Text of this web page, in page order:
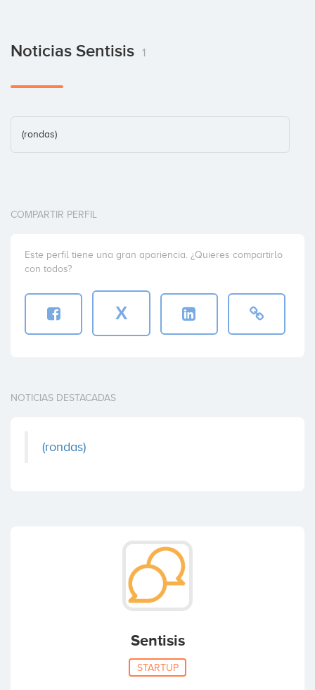
Noticias Sentisis 1
(rondas)
COMPARTIR PERFIL
Este perfil tiene una gran apariencia. ¿Quieres compartirlo
con todos?
X
NOTICIAS DESTACADAS
(rondas)
Sentisis
STARTUP